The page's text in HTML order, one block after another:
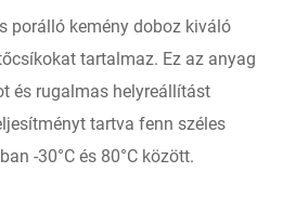
porálló kemény doboz kiváló
tartalmaz. Ez az anyag
és rugalmas helyreállítást
tartva fenn széles
-30°C és 80°C között.